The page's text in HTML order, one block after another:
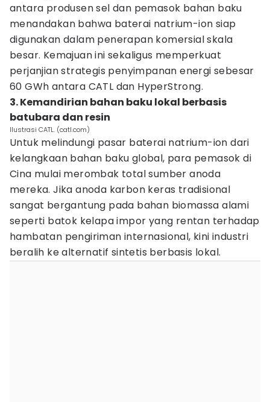
antara produsen sel dan pemasok bahan baku
menandakan bahwa baterai natrium-ion siap
digunakan dalam penerapan komersial skala
besar. Kemajuan ini sekaligus memperkuat
perjanjian strategis penyimpanan energi sebesar
60 GWh antara CATL dan HyperStrong.
3. Kemandirian bahan baku lokal berbasis
batubara dan resin
Ilustrasi CATL. (catl.com)
Untuk melindungi pasar baterai natrium-ion dari
kelangkaan bahan baku global, para pemasok di
Cina mulai merombak total sumber anoda
mereka. Jika anoda karbon keras tradisional
sangat bergantung pada bahan biomassa alami
seperti batok kelapa impor yang rentan terhadap
hambatan pengiriman internasional, kini industri
beralih ke alternatif sintetis berbasis lokal.